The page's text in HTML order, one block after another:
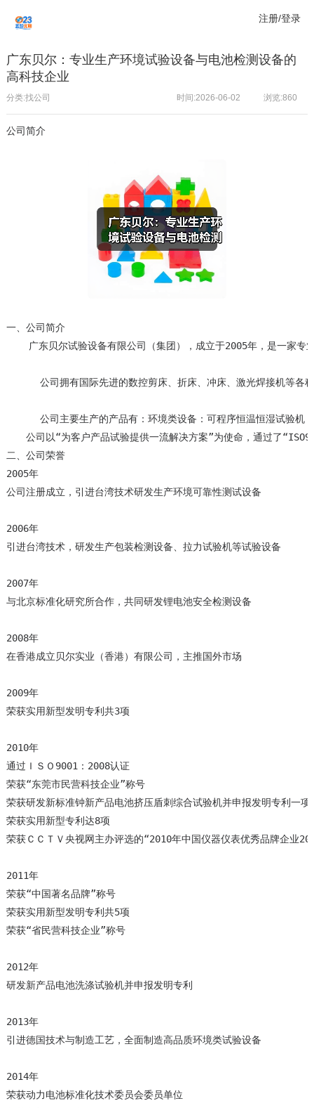
注册/登录
广东贝尔：专业生产环境试验设备与电池检测设备的
高科技企业
分类:找公司 浏览:860
时间:2026-06-02
公司简介
一、公司简介
广东贝尔试验设备有限公司（集团），成立于2005年，是一家专
公司拥有国际先进的数控剪床、折床、冲床、激光焊接机等各
公司主要生产的产品有：环境类设备：可程序恒温恒湿试验机
公司以“为客户产品试验提供一流解决方案”为使命，通过了
二、公司荣誉
2005年
公司注册成立，引进台湾技术研发生产环境可靠性测试设备
2006年
引进台湾技术，研发生产包装检测设备、拉力试验机等试验设备
2007年
与北京标准化研究所合作，共同研发锂电池安全检测设备
2008年
在香港成立贝尔实业（香港）有限公司，主推国外市场
2009年
荣获实用新型发明专利共3项
2010年
通过ＩＳＯ9001：2008认证
荣获“东莞市民营科技企业”称号
荣获研发新标准钟新产品电池挤压盾刺综合试验机并申报发明专利一项
荣获实用新型专利达8项
荣获ＣＣＴＶ央视网主办评选的“2010年中国仪器仪表优秀品牌企业20
2011年
荣获“中国著名品牌”称号
荣获实用新型发明专利共5项
荣获“省民营科技企业”称号
2012年
研发新产品电池洗涤试验机并申报发明专利
2013年
引进德国技术与制造工艺，全面制造高品质环境类试验设备
2014年
荣获动力电池标准化技术委员会委员单位